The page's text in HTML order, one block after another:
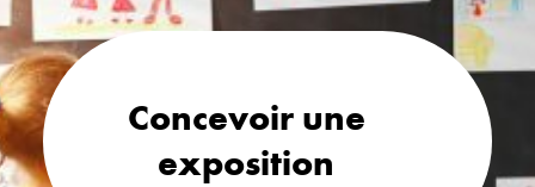
Concevoir une
exposition